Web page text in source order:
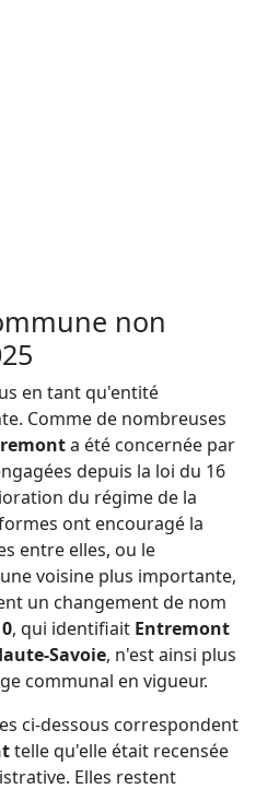
non
en tant qu'entité
Comme de nombreuses
a été concernée par
depuis la loi du 16
du régime de la
ont encouragé la
entre elles, ou le
voisine plus importante,
un changement de nom
, qui identifiait Entremont
Savoie, n'est ainsi plus
communal en vigueur.
ci-dessous correspondent
telle qu'elle était recensée
Elles restent